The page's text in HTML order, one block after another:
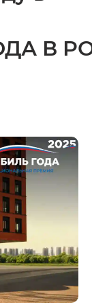
В